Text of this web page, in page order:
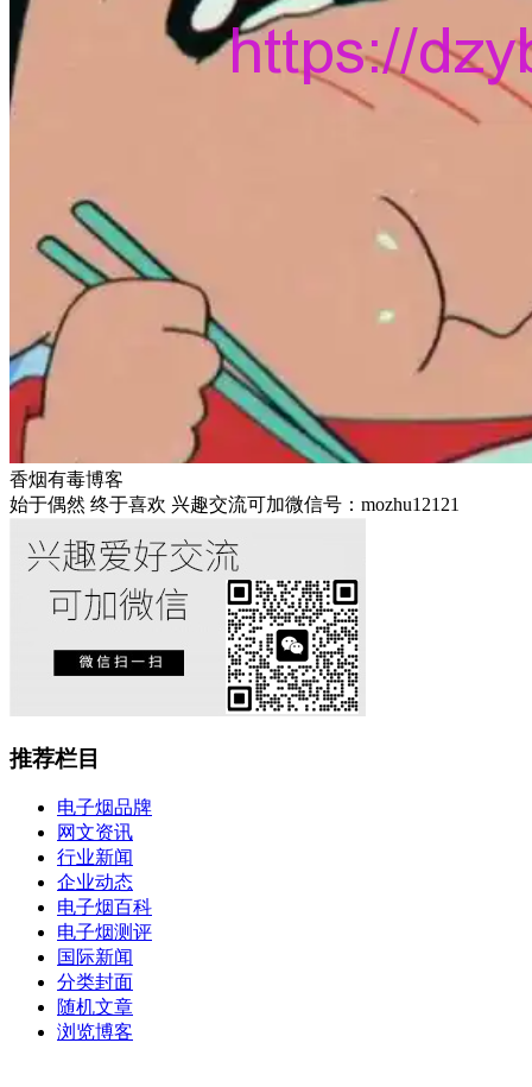
香烟有毒博客
始于偶然 终于喜欢 兴趣交流可加微信号：mozhu12121
推荐栏目
电子烟品牌
网文资讯
行业新闻
企业动态
电子烟百科
电子烟测评
国际新闻
分类封面
随机文章
浏览博客